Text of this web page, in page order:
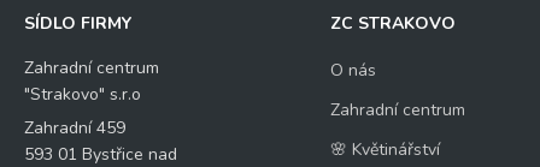
SÍDLO FIRMY
Zahradní centrum
"Strakovo" s.r.o
Zahradní 459
593 01 Bystřice nad
ZC STRAKOVO
O nás
Zahradní centrum
🌸 Květinářství